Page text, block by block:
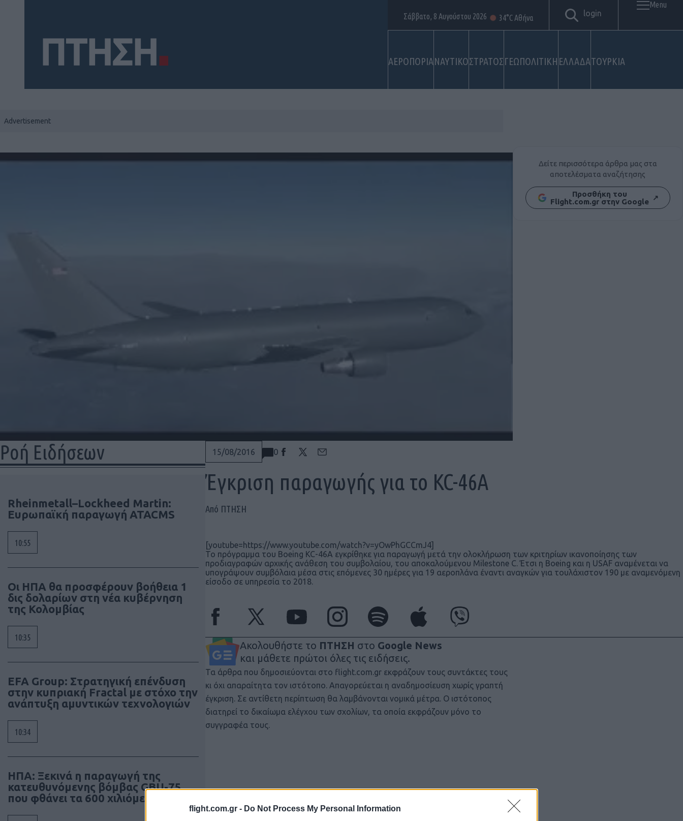
flight.com.gr - Do Not Process My Personal Information
ΑΕΡΟΠΟΡΙΑΝΑΥΤΙΚΟΣΤΡΑΤΟΣΓΕΩΠΟΛΙΤΙΚΗ ΕΛΛΑΔΑΤΟΥΡΚΙΑ
Σάββατο, 8 Αυγούστου 2026 34°C Αθήνα login
Menu
Ροή Ειδήσεων
Rheinmetall–Lockheed Martin:
Ευρωπαϊκή παραγωγή ATACMS
10:55
Οι ΗΠΑ θα προσφέρουν βοήθεια 1
δις δολαρίων στη νέα κυβέρνηση
της Κολομβίας
10:35
EFA Group: Στρατηγική επένδυση
στην κυπριακή Fractal με στόχο την
ανάπτυξη αμυντικών τεχνολογιών
10:34
ΗΠΑ: Ξεκινά η παραγωγή της
κατευθυνόμενης βόμβας GBU-75
που φθάνει τα 600 χιλιόμετρα
Δείτε περισσότερα άρθρα μας στα
αποτελέσματα αναζήτησης
Προσθήκη του
Flight.com.gr στην Google ↗
15/08/2016 0
Έγκριση παραγωγής για το KC-46A
Από ΠΤΗΣΗ
[youtube=https://www.youtube.com/watch?v=yOwPhGCCmJ4]
To πρόγραμμα του Boeing KC-46A εγκρίθηκε για παραγωγή μετά την ολοκλήρωση των κριτηρίων ικανοποίησης των
προδιαγραφών αρχικής ανάθεση του συμβολαίου, του αποκαλούμενου Milestone C. Έτσι η Boeing και η USAF αναμένεται να
υπογράψουν συμβόλαια μέσα στις επόμενες 30 ημέρες για 19 αεροπλάνα έναντι αναγκών για τουλάχιστον 190 με αναμενόμενη
είσοδο σε υπηρεσία το 2018.
Ακολουθήστε το ΠΤΗΣΗ στο Google News
και μάθετε πρώτοι όλες τις ειδήσεις.
Τα άρθρα που δημοσιεύονται στο flight.com.gr εκφράζουν τους συντάκτες τους
κι όχι απαραίτητα τον ιστότοπο. Απαγορεύεται η αναδημοσίευση χωρίς γραπτή
έγκριση. Σε αντίθετη περίπτωση θα λαμβάνονται νομικά μέτρα. Ο ιστότοπος
διατηρεί το δικαίωμα ελέγχου των σχολίων, τα οποία εκφράζουν μόνο το
συγγραφέα τους.